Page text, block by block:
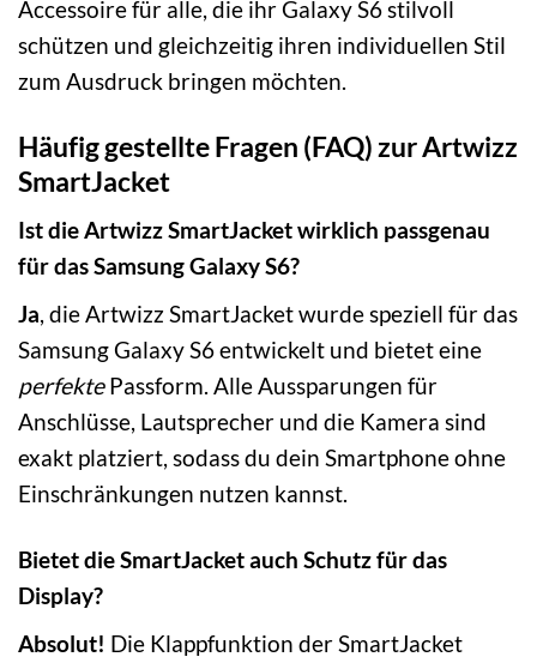
Accessoire für alle, die ihr Galaxy S6 stilvoll
schützen und gleichzeitig ihren individuellen Stil
zum Ausdruck bringen möchten.
Häufig gestellte Fragen (FAQ) zur Artwizz
SmartJacket
Ist die Artwizz SmartJacket wirklich passgenau
für das Samsung Galaxy S6?
Ja, die Artwizz SmartJacket wurde speziell für das
Samsung Galaxy S6 entwickelt und bietet eine
perfektePassform. Alle Aussparungen für
Anschlüsse, Lautsprecher und die Kamera sind
exakt platziert, sodass du dein Smartphone ohne
Einschränkungen nutzen kannst.
Bietet die SmartJacket auch Schutz für das
Display?
Absolut! Die Klappfunktion der SmartJacket